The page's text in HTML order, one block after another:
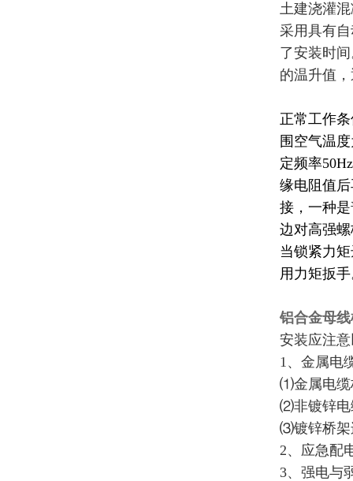
土建浇灌
采用具有
了安装时
的温升值
正常工作
围空气温
定频率
缘电阻值
接，一种
边对高强
当锁紧力
用力矩扳
铝合金母
安装应注
1、金属电
⑴金属电缆
⑵非镀锌电
⑶镀锌桥架
2、应急配
3、强电与